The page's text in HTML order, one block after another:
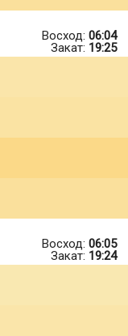
Восход: 06:04
Закат: 19:25
Восход: 06:05
Закат: 19:24